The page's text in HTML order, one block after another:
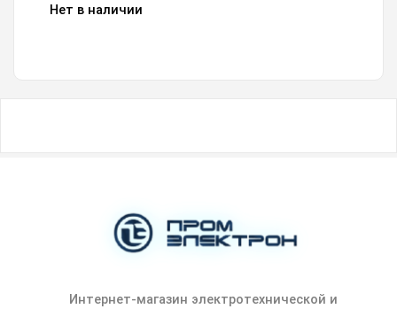
Нет в наличии
Интернет-магазин электротехнической и